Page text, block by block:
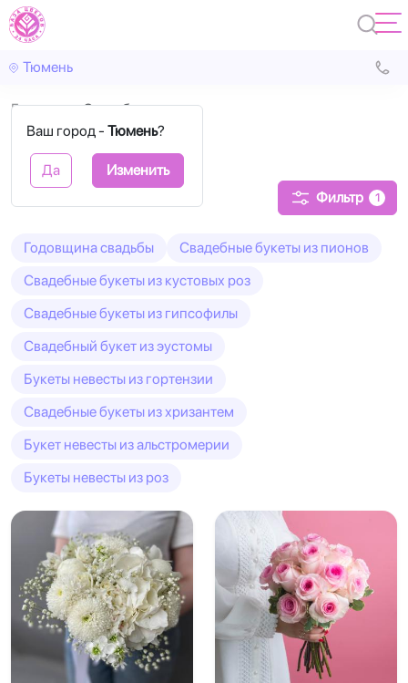
Тюмень
Ваш город - Тюмень?
Да Изменить
Главная Свадьба
Свадьба
Фильтр 1
Годовщина свадьбы
Свадебные букеты из пионов
Свадебные букеты из кустовых роз
Свадебные букеты из гипсофилы
Свадебный букет из эустомы
Букеты невесты из гортензии
Свадебные букеты из хризантем
Букет невесты из альстромерии
Букеты невесты из роз